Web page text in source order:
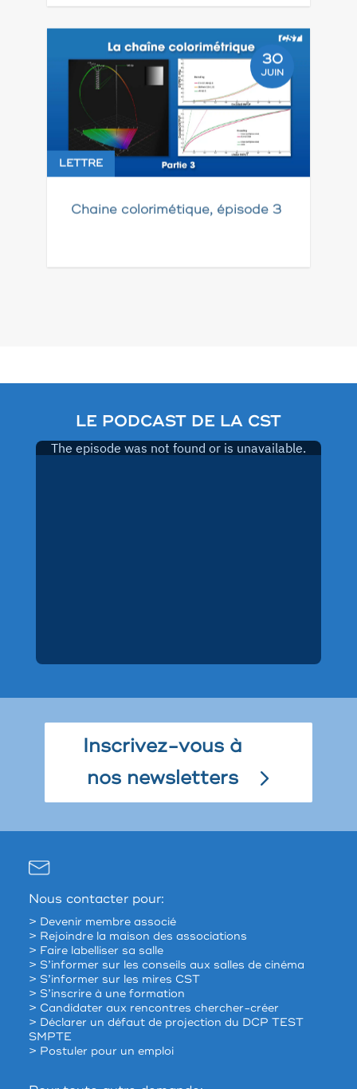
30
JUIN
LETTRE
Chaine colorimétique, épisode 3
LE PODCAST DE LA CST
Inscrivez-vous à
nos newsletters
Nous contacter pour:
> Devenir membre associé
> Rejoindre la maison des associations
> Faire labelliser sa salle
> S’informer sur les conseils aux salles de cinéma
> S’informer sur les mires CST
> S’inscrire à une formation
> Candidater aux rencontres chercher-créer
> Déclarer un défaut de projection du DCP TEST
SMPTE
> Postuler pour un emploi